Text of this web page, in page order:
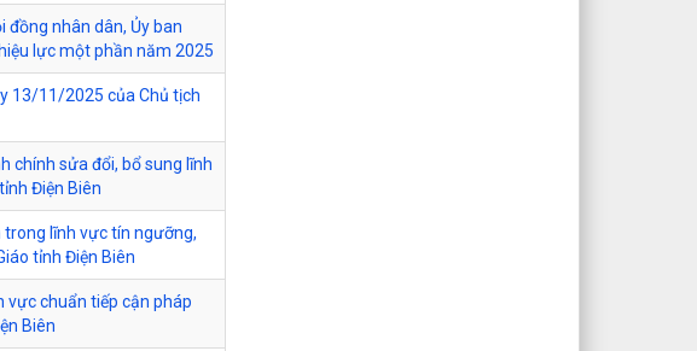
đồng nhân dân, Ủy ban
lực một phần năm 2025
13/11/2025 của Chủ tịch
chính sửa đổi, bổ sung lĩnh
Điện Biên
lĩnh vực tín ngưỡng,
tỉnh Điện Biên
vực chuẩn tiếp cận pháp
Biên